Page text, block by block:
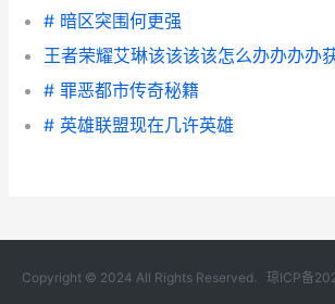
# 暗区突围何更强
王者荣耀艾琳该该该该怎么办办办办
# 罪恶都市传奇秘籍
# 英雄联盟现在几许英雄
Copyright © 2024 All Rights Reserved. 琼ICP备